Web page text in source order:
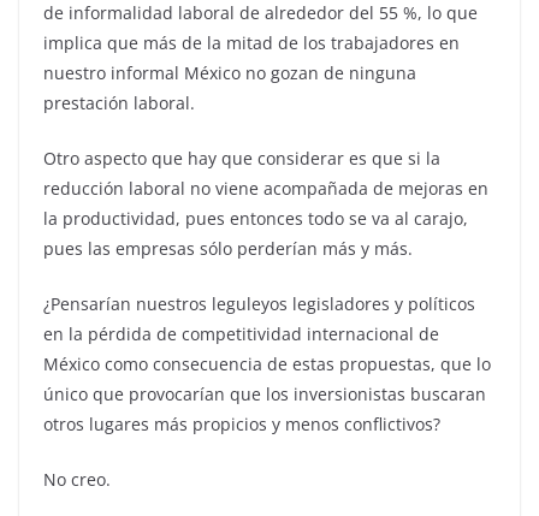
de informalidad laboral de alrededor del 55 %, lo que
implica que más de la mitad de los trabajadores en
nuestro informal México no gozan de ninguna
prestación laboral.
Otro aspecto que hay que considerar es que si la
reducción laboral no viene acompañada de mejoras en
la productividad, pues entonces todo se va al carajo,
pues las empresas sólo perderían más y más.
¿Pensarían nuestros leguleyos legisladores y políticos
en la pérdida de competitividad internacional de
México como consecuencia de estas propuestas, que lo
único que provocarían que los inversionistas buscaran
otros lugares más propicios y menos conflictivos?
No creo.